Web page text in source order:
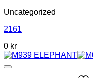
Uncategorized
2161
0 kr